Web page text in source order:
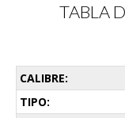
TABLA
CALIBRE:
TIPO: